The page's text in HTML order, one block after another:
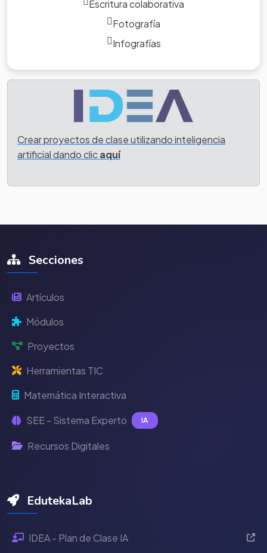
Escritura colaborativa
Fotografía
Infografías
Crear proyectos de clase utilizando inteligencia
artificial dando clicaquí
Secciones
Artículos
Módulos
Proyectos
Herramientas TIC
Matemática Interactiva
SEE - Sistema Experto IA
Recursos Digitales
EdutekaLab
IDEA - Plan de Clase IA